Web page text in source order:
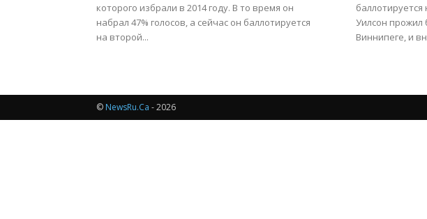
которого избрали в 2014 году. В то время он
набрал 47% голосов, а сейчас он баллотируется
на второй...
баллотируется
Уилсон прожил
Виннипеге, и
© NewsRu.Ca - 2026